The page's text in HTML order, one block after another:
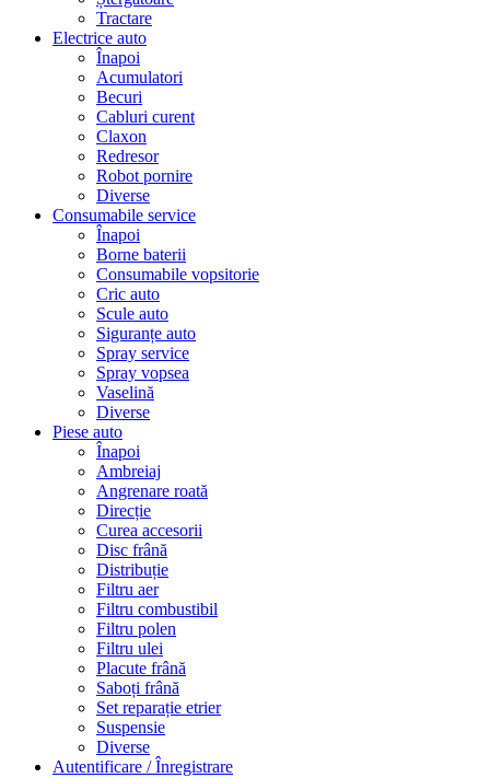
Tractare
Electrice auto
Înapoi
Acumulatori
Becuri
Cabluri curent
Claxon
Redresor
Robot pornire
Diverse
Consumabile service
Înapoi
Borne baterii
Consumabile vopsitorie
Cric auto
Scule auto
Siguranțe auto
Spray service
Spray vopsea
Vaselină
Diverse
Piese auto
Înapoi
Ambreiaj
Angrenare roată
Direcție
Curea accesorii
Disc frână
Distribuție
Filtru aer
Filtru combustibil
Filtru polen
Filtru ulei
Placute frână
Saboți frână
Set reparație etrier
Suspensie
Diverse
Autentificare / Înregistrare